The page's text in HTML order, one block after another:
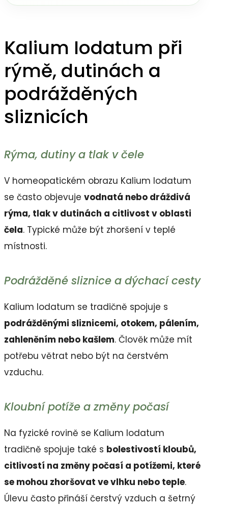
Kalium Iodatum při
rýmě, dutinách a
podrážděných
sliznicích
Rýma, dutiny a tlak v čele
V homeopatickém obrazu Kalium Iodatum
se často objevuje vodnatá nebo dráždivá
rýma, tlak v dutinách a citlivost v oblasti
čela. Typické může být zhoršení v teplé
místnosti.
Podrážděné sliznice a dýchací cesty
Kalium Iodatum se tradičně spojuje s
podrážděnými sliznicemi, otokem, pálením,
zahleněním nebo kašlem. Člověk může mít
potřebu větrat nebo být na čerstvém
vzduchu.
Kloubní potíže a změny počasí
Na fyzické rovině se Kalium Iodatum
tradičně spojuje také s bolestivostí kloubů,
citlivostí na změny počasí a potížemi, které
se mohou zhoršovat ve vlhku nebo teple.
Úlevu často přináší čerstvý vzduch a šetrný